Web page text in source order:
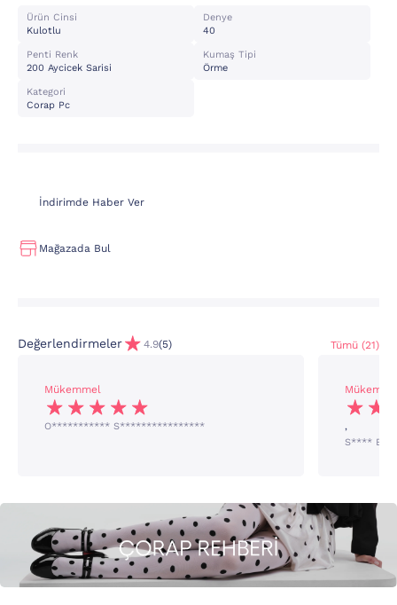
Ürün Cinsi
Kulotlu
Denye
40
Penti Renk
200 Aycicek Sarisi
Kumaş Tipi
Örme
Kategori
Corap Pc
İndirimde Haber Ver
Mağazada Bul
Değerlendirmeler 4.9(5) Tümü (21)
Mükemmel
O*********** S****************
,
S****